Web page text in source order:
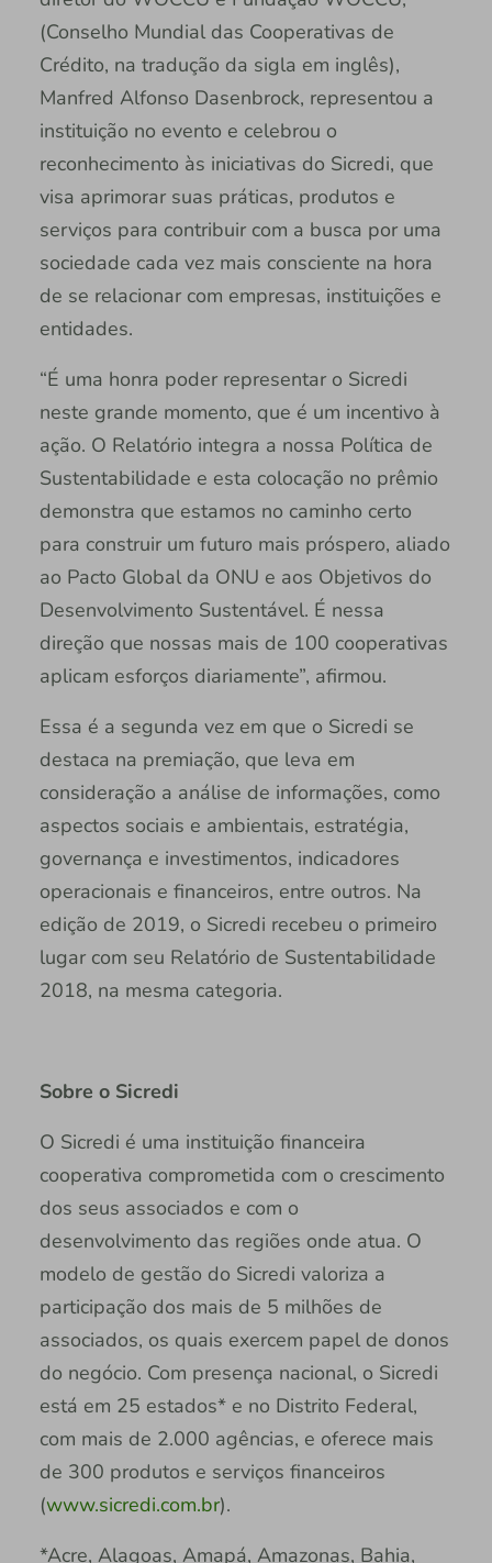
(Conselho Mundial das Cooperativas de
Crédito, na tradução da sigla em inglês),
Manfred Alfonso Dasenbrock, representou a
instituição no evento e celebrou o
reconhecimento às iniciativas do Sicredi, que
visa aprimorar suas práticas, produtos e
serviços para contribuir com a busca por uma
sociedade cada vez mais consciente na hora
de se relacionar com empresas, instituições e
entidades.
“É uma honra poder representar o Sicredi
neste grande momento, que é um incentivo à
ação. O Relatório integra a nossa Política de
Sustentabilidade e esta colocação no prêmio
demonstra que estamos no caminho certo
para construir um futuro mais próspero, aliado
ao Pacto Global da ONU e aos Objetivos do
Desenvolvimento Sustentável. É nessa
direção que nossas mais de 100 cooperativas
aplicam esforços diariamente”, afirmou.
Essa é a segunda vez em que o Sicredi se
destaca na premiação, que leva em
consideração a análise de informações, como
aspectos sociais e ambientais, estratégia,
governança e investimentos, indicadores
operacionais e financeiros, entre outros. Na
edição de 2019, o Sicredi recebeu o primeiro
lugar com seu Relatório de Sustentabilidade
2018, na mesma categoria.
Sobre o Sicredi
O Sicredi é uma instituição financeira
cooperativa comprometida com o crescimento
dos seus associados e com o
desenvolvimento das regiões onde atua. O
modelo de gestão do Sicredi valoriza a
participação dos mais de 5 milhões de
associados, os quais exercem papel de donos
do negócio. Com presença nacional, o Sicredi
está em 25 estados* e no Distrito Federal,
com mais de 2.000 agências, e oferece mais
de 300 produtos e serviços financeiros
(www.sicredi.com.br).
*Acre, Alagoas, Amapá, Amazonas, Bahia,